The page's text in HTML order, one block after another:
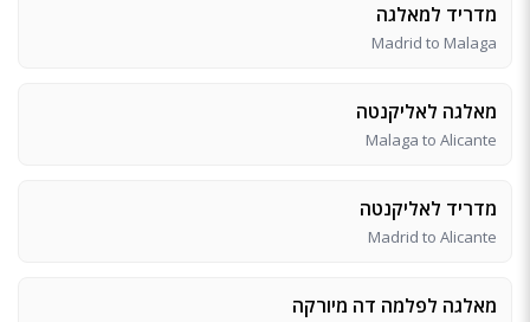
מדריד למאלגה
Madrid to Malaga
מאלגה לאליקנטה
Malaga to Alicante
מדריד לאליקנטה
Madrid to Alicante
מאלגה לפלמה דה מיורקה